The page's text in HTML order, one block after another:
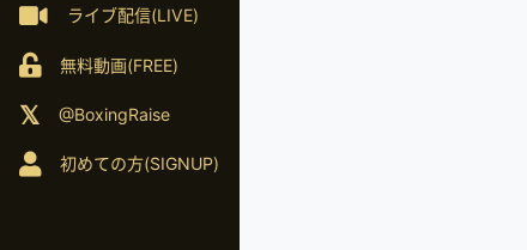
ライブ配信(LIVE)
無料動画(FREE)
@BoxingRaise
初めての方(SIGNUP)